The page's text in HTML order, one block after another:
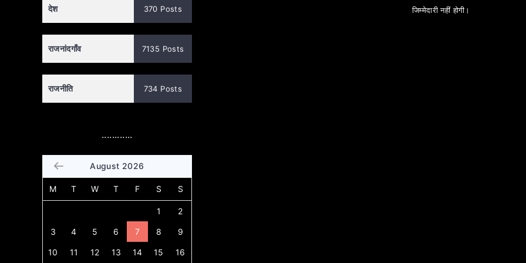
देश 370 Posts
राजनांदगाँव 7135 Posts
राजनीति 734 Posts
............
August 2026
M T W T F S S
1 2
3 4 5 6 7 8 9
10 11 12 13 14 15 16
जिम्मेदारी नहीं होगी।